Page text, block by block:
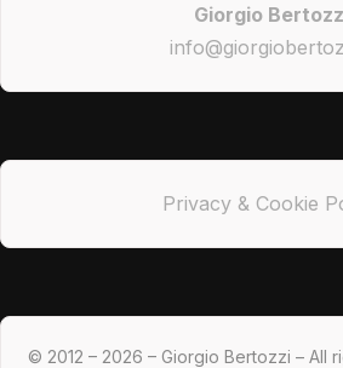
Giorgio
Privacy & Cookie
© 2012 – 2026 – Giorgio Bertozzi – All